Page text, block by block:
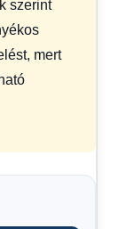
szerint
mert